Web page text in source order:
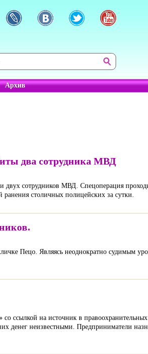
Архив
два сотрудника МВД
сотрудников МВД. Спецоперация
ранения столичных полицейских за сутки.
Пецо. Являясь неоднократно судимым
ссылкой на источник в
денег неизвестными. Предприниматели